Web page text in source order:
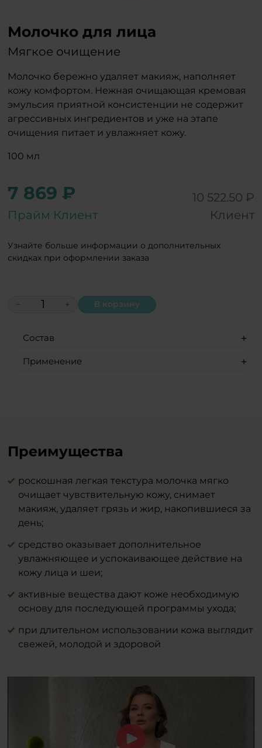
Молочко для лица
Мягкое очищение
Молочко бережно удаляет макияж, наполняет
кожу комфортом. Нежная очищающая кремовая
эмульсия приятной консистенции не содержит
агрессивных ингредиентов и уже на этапе
очищения питает и увлажняет кожу.
100 мл
7 869 ₽
Прайм Клиент
10 522.50 ₽
Клиент
Узнайте больше информации о дополнительных
скидках при оформлении заказа
− + В корзину
Состав
caprylic/capric triglyceride, glycerin,
alcohol, propanediol, simmondsia
argania spinosa kernel oil, prunus
amygdalus dulcis oil, ascorbic acid, vitis
vinifera seed oil, acmella oleracea extract,
dipeptide diaminobutyroyl benzylamide
Производитель:
APLGO GmbH
Breithauptstr. 5.
DE 64404
BickenbachDeutschland/Germany
Применение
очищения рекомендуем освежить кожу
тоником для лица BEAUTY.
Тандем косметики BEAUTY и драже BTY
– инновация, которая перевернет ваше
понимание об идеальном домашнем
Преимущества
роскошная легкая текстура молочка мягко
очищает чувствительную кожу, снимает
макияж, удаляет грязь и жир, накопившиеся за
день;
средство оказывает дополнительное
увлажняющее и успокаивающее действие на
кожу лица и шеи;
активные вещества дают коже необходимую
основу для последующей программы ухода;
при длительном использовании кожа выглядит
свежей, молодой и здоровой